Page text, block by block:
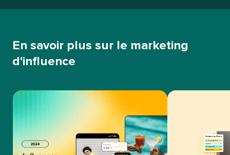
En savoir plus sur le marketing
d'influence​​